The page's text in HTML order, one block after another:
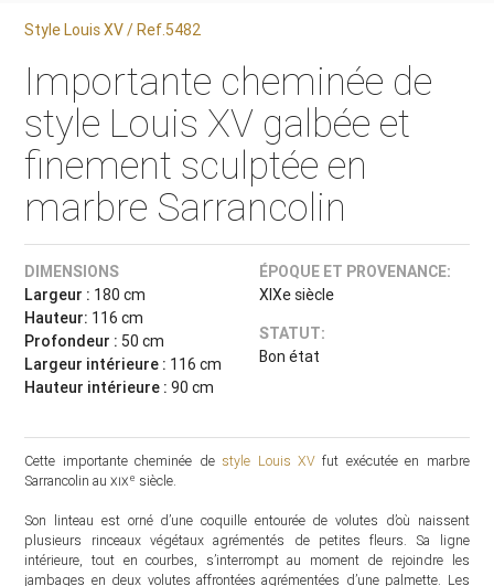
Style Louis XV / Ref.5482
Importante cheminée de
style Louis XV galbée et
finement sculptée en
marbre Sarrancolin
DIMENSIONS
Largeur : 180 cm
Hauteur: 116 cm
Profondeur : 50 cm
Largeur intérieure : 116 cm
Hauteur intérieure :90 cm
ÉPOQUE ET PROVENANCE:
XIXe siècle
STATUT:
Bon état
Cette importante cheminée de style Louis XVfut exécutée en marbre
Sarrancolin auxixe siècle.
Son linteau est orné d’une coquille entourée de volutes d’où naissent
plusieurs rinceaux végétaux agrémentés de petites fleurs. Sa ligne
intérieure, tout en courbes, s’interrompt au moment de rejoindre les
jambages en deux volutes affrontées agrémentées d’une palmette. Les